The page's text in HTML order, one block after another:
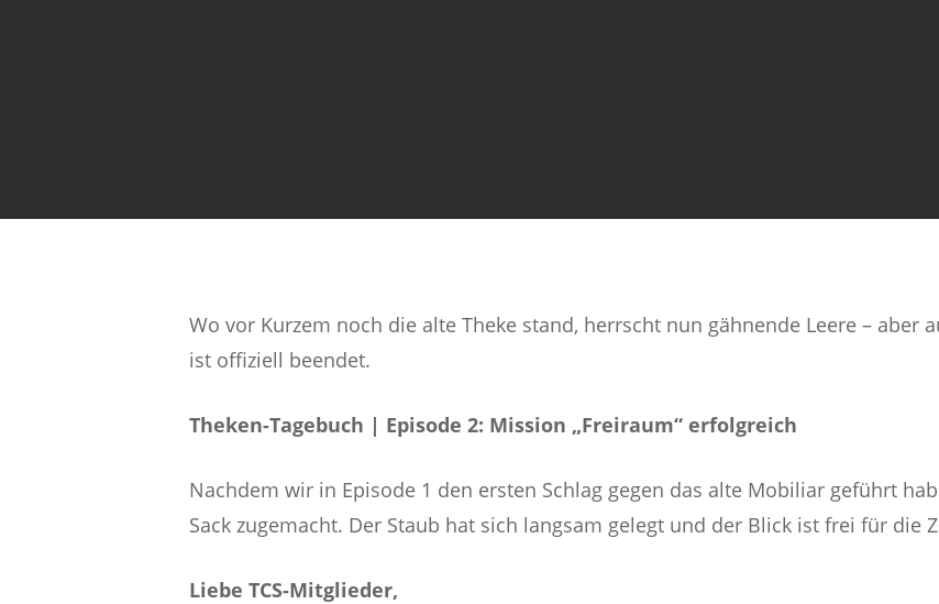
Wo vor Kurzem noch die alte Theke stand, herrscht nun gähnende Leere – aber
ist offiziell beendet.
Theken-Tagebuch | Episode 2: Mission „Freiraum“ erfolgreich
Nachdem wir in Episode 1 den ersten Schlag gegen das alte Mobiliar geführt
Sack zugemacht. Der Staub hat sich langsam gelegt und der Blick ist frei für die
Liebe TCS-Mitglieder,